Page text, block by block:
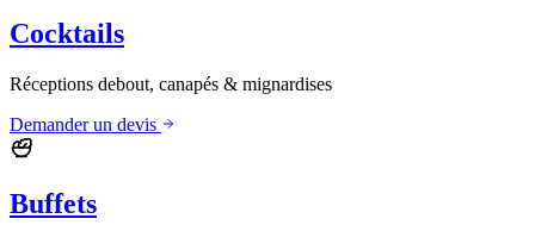
Cocktails
Réceptions debout, canapés & mignardises
Demander un devis
Buffets